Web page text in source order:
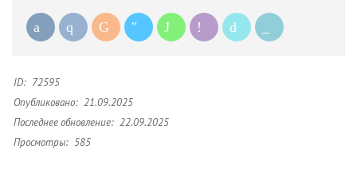
ID: 72595
Опубликовано: 21.09.2025
Последнее обновление: 22.09.2025
Просмотры: 585